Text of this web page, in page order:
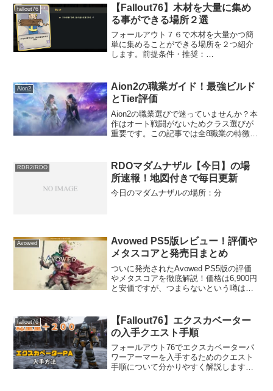
fallout76
【Fallout76】木材を大量に集め
る事ができる場所２選
フォールアウト７６で木材を大量かつ簡
単に集めることができる場所を２つ紹介
します。前提条件・推奨：
す。無くても紹介する方法で収集は可能
です...
Aion2
Aion2の職業ガイド！最強ビルド
とTier評価
Aion2の職業選びで迷っていませんか？本
作はオート戦闘がないためクラス選びが
重要です。この記事では全8職業の特徴や
スチェンジの仕組みも紹介。自分に最適
なクラスを選んで冒険を始めましょう。
RDR2/RDO
RDOマダムナザル【今日】の場
所速報！地図付きで毎日更新
今日のマダムナザルの場所：分
Avowed
Avowed PS5版レビュー！評価や
メタスコアと発売日まとめ
ついに発売されたAvowed PS5版の評価
やメタスコアを徹底解説！価格は6,900円
と安価ですが、つまらないという噂は本
そしてAvowed PS5版ならではのデュア
ルセンス機能や60fpsの快適動作について
詳しくレビューします。購入を迷ってい
る方は必見です。
fallout76
【Fallout76】エクスカベーター
の入手クエスト手順
フォールアウト76でエクスカベーターパ
ワーアーマーを入手するためのクエスト
手順について分かりやすく解説します。